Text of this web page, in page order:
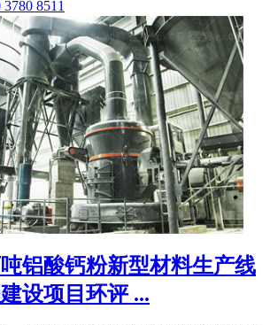
8511
铝酸钙粉新型材料生产线
设项目环评 ...